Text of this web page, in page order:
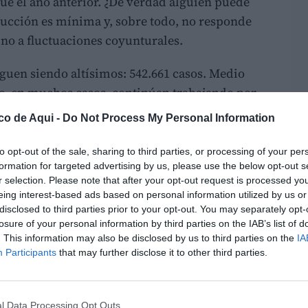
de Aqui - Do Not Process My Personal Information
opt-out of the sale, sharing to third parties, or processing of your
for targeted advertising by us, please use the below opt-out
selection. Please note that after your opt-out request is processed
interest-based ads based on personal information utilized by us
to third parties prior to your opt-out. You may separately
of your personal information by third parties on the IAB’s list of
This information may also be disclosed by us to third parties on the
Participants that may further disclose it to other third parties.
Data Processing Opt Outs
es mínima y, sobre todo, no responde
a fluctuaciones coyunturales.
siendo altísimos: 542.661 casos. Medio
en muchos casos, continúan trabajando por
Esto también es precariedad.
una emergencia nacional: más de un
fallecidas en 2025, 735 proyectos de vida
datos oficiales de 2025 publicados por la
y Análisis Sociolaboral muestran que,
laboral continúa instalada como un
los sectores productivos, 2025 vuelve a
siendo una actividad de riesgo.
en accidentes mortales en jornada,